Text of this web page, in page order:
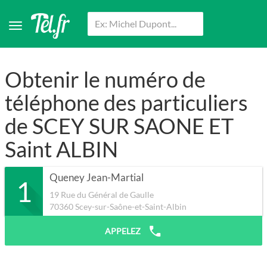
Obtenir le numéro de
téléphone des particuliers
de SCEY SUR SAONE ET
Saint ALBIN
1 Queney Jean-Martial
19 Rue du Général de Gaulle
70360Scey-sur-Saône-et-Saint-Albin
APPELEZ